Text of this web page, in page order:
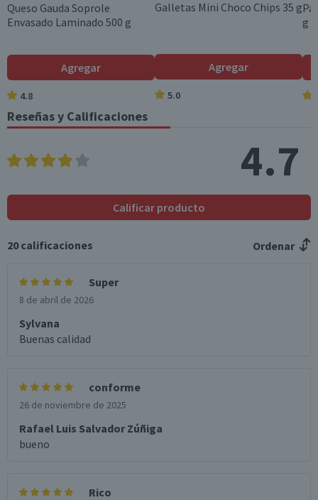
Colesterol (mg) 36
Hidratos de Carbon
o disponibles (g)
0 0
Azúcares totales
(g)
*Ingesta de referencia de un adulto promedio (8400 kj / 2000 kcal)
Queso Gauda Soprole
Envasado Laminado 500 g
Agregar
4.8
Galletas Mini Choco Chips 35 g
Agregar
5.0
g
Reseñas y Calificaciones
4.7
Calificar producto
20 calificaciones Ordenar
Super
8 de abril de 2026
Sylvana
Buenas calidad
conforme
26 de noviembre de 2025
Rafael Luis Salvador Zúñiga
bueno
Rico